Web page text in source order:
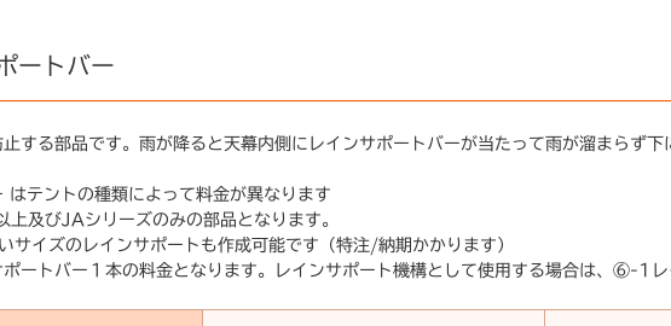
ートバー
する部品です。雨が降ると天幕内側にレインサポートバーが当たって雨が溜まらず
テントの種類によって料金が異なります
及びJAシリーズのみの部品となります。
イズのレインサポートも作成可能です（特注/納期かかります）
ートバー１本の料金となります。レインサポート機構として使用する場合は、⑥-